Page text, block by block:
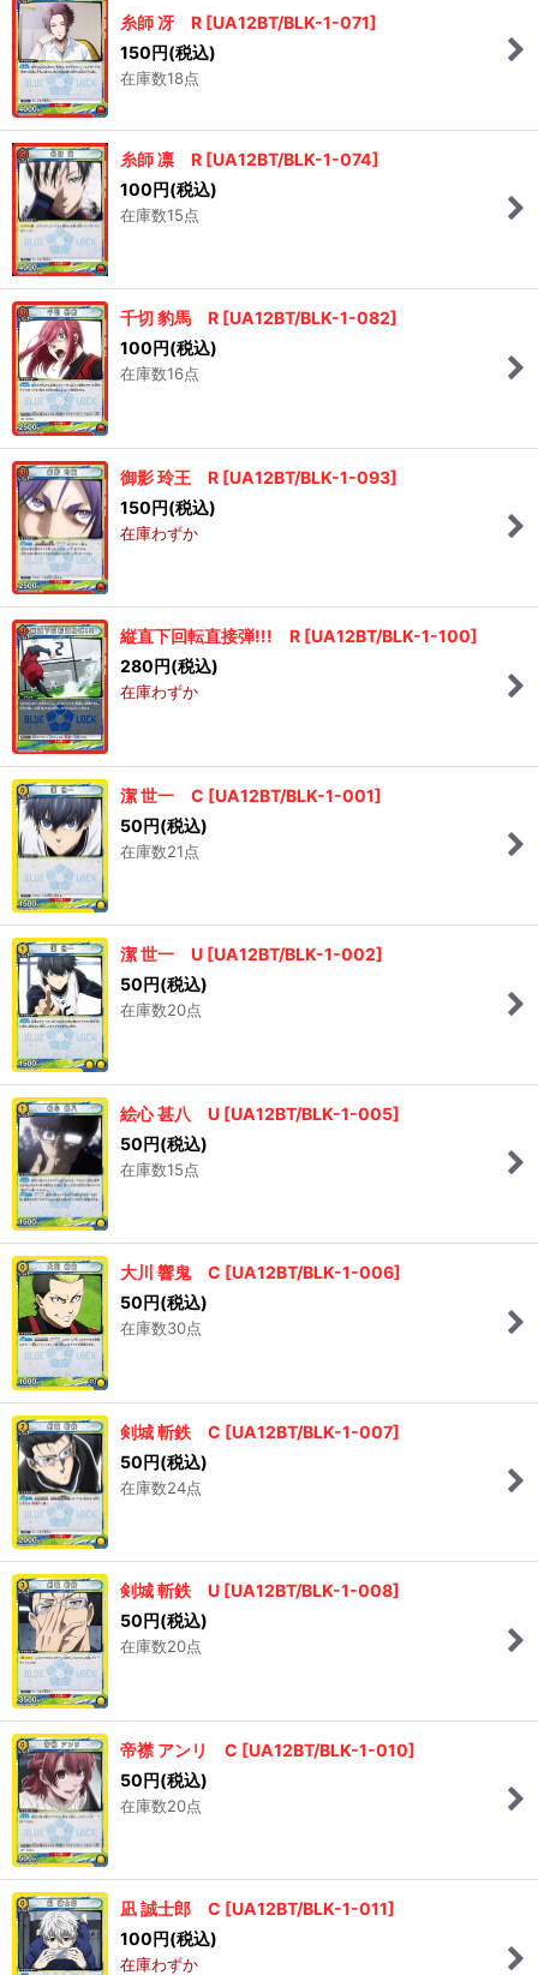
糸師 冴 R [UA12BT/BLK-1-071]
150円(税込)
在庫数18点
糸師 凛 R [UA12BT/BLK-1-074]
100円(税込)
在庫数15点
千切 豹馬 R [UA12BT/BLK-1-082]
100円(税込)
在庫数16点
御影 玲王 R [UA12BT/BLK-1-093]
150円(税込)
在庫わずか
縦直下回転直接弾!!! R [UA12BT/BLK-1-100]
280円(税込)
在庫わずか
潔 世一 C [UA12BT/BLK-1-001]
50円(税込)
在庫数21点
潔 世一 U [UA12BT/BLK-1-002]
50円(税込)
在庫数20点
絵心 甚八 U [UA12BT/BLK-1-005]
50円(税込)
在庫数15点
大川 響鬼 C [UA12BT/BLK-1-006]
50円(税込)
在庫数30点
剣城 斬鉄 C [UA12BT/BLK-1-007]
50円(税込)
在庫数24点
剣城 斬鉄 U [UA12BT/BLK-1-008]
50円(税込)
在庫数20点
帝襟 アンリ C [UA12BT/BLK-1-010]
50円(税込)
在庫数20点
凪 誠士郎 C [UA12BT/BLK-1-011]
100円(税込)
在庫わずか